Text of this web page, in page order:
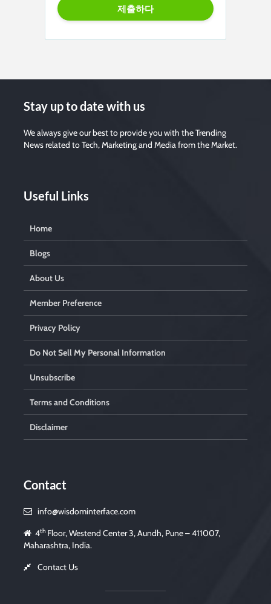
Stay up to date with us
We always give our best to provide you with the Trending
News related to Tech, Marketing and Media from the Market.
Useful Links
Home
Blogs
About Us
Member Preference
Privacy Policy
Do Not Sell My Personal Information
Unsubscribe
Terms and Conditions
Disclaimer
Contact
info@wisdominterface.com
4th Floor, Westend Center 3, Aundh, Pune – 411007,
Maharashtra, India.
Contact Us